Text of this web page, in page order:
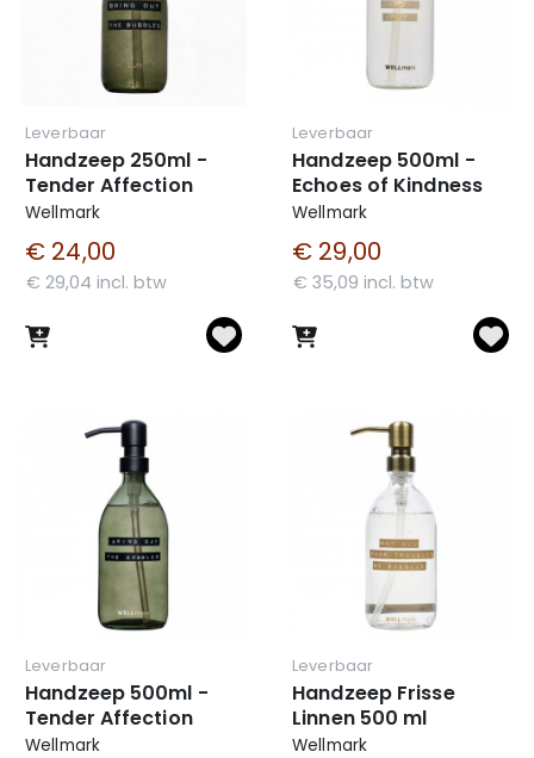
Leverbaar
Handzeep 250ml -
Tender Affection
Wellmark
€ 24,00
€ 29,04 incl. btw
Leverbaar
Handzeep 500ml -
Echoes of Kindness
Wellmark
€ 29,00
€ 35,09 incl. btw
Leverbaar
Handzeep 500ml -
Tender Affection
Wellmark
Leverbaar
Handzeep Frisse
Linnen 500 ml
Wellmark